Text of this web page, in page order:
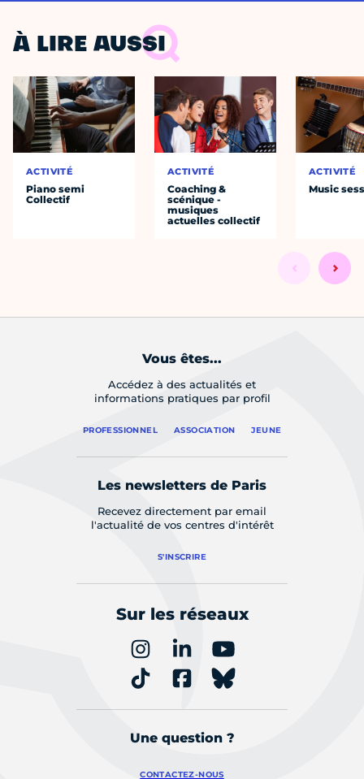
À LIRE AUSSI
ACTIVITÉ
Piano semi
Collectif
ACTIVITÉ
Coaching &
scénique -
musiques
actuelles collectif
ACTIVITÉ
Music
Vous êtes...
Accédez à des actualités et
informations pratiques par profil
PROFESSIONNEL ASSOCIATION JEUNE
Les newsletters de Paris
Recevez directement par email
l'actualité de vos centres d'intérêt
S'INSCRIRE
Sur les réseaux
Une question ?
CONTACTEZ-NOUS